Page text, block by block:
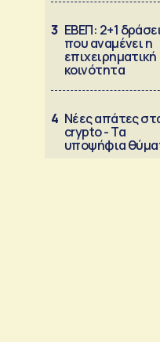
3 ΕΒΕΠ: 2+1
που αναμένει η
επιχειρηματική
κοινότητα
4 Νέες απάτες
crypto - Τα
υποψήφια